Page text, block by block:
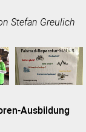
Stefan Greulich
Ausbildung